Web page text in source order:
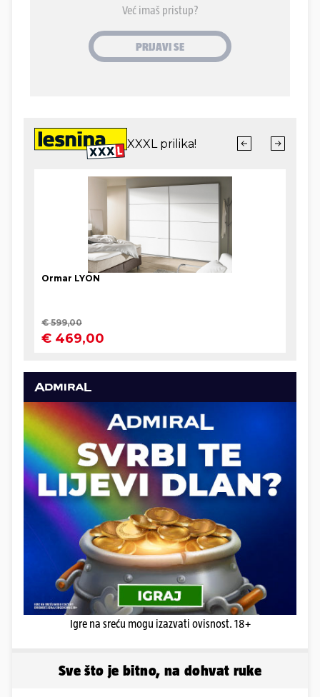
Igre na sreću mogu izazvati ovisnost. 18+
Sve što je bitno, na dohvat ruke